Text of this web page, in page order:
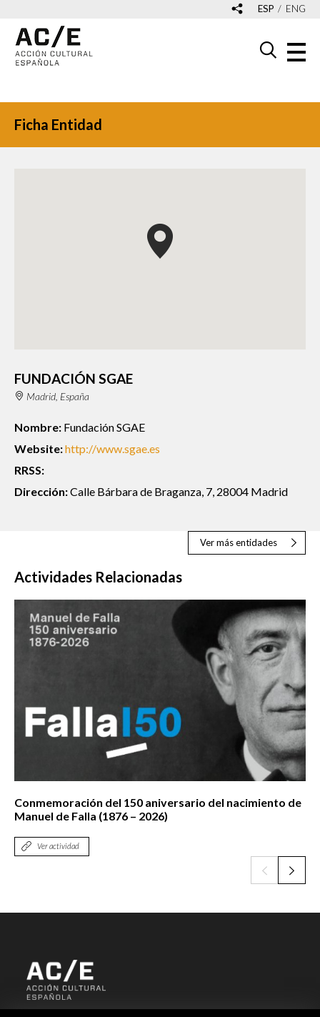
ESP ENG
Ficha Entidad
FUNDACIÓN SGAE
Madrid, España
Nombre: Fundación SGAE
Website:http://www.sgae.es
RRSS:
Dirección:Calle Bárbara de Braganza, 7, 28004 Madrid
Ver más entidades
Actividades Relacionadas
Conmemoración del 150 aniversario del nacimiento de
Manuel de Falla (1876 – 2026)
Ver actividad